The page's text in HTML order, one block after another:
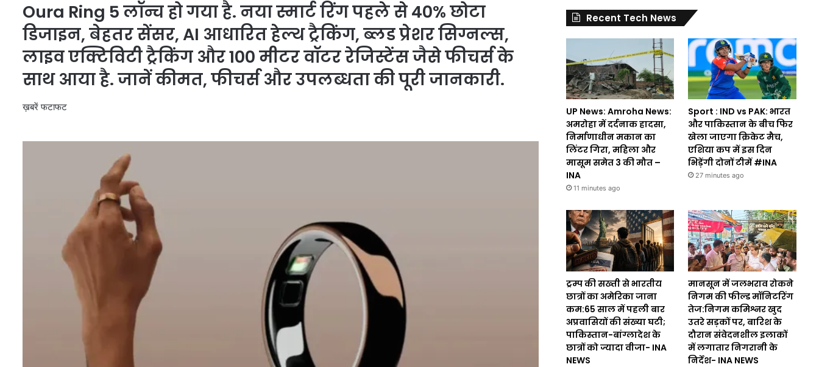
Oura Ring 5 लॉन्च हो गया है. नया स्मार्ट रिंग पहले से 40% छोटा
डिजाइन, बेहतर सेंसर, AI आधारित हेल्थ ट्रैकिंग, ब्लड प्रेशर सिग्नल्स,
लाइव एक्टिविटी ट्रैकिंग और 100 मीटर वॉटर रेजिस्टेंस जैसे फीचर्स के
साथ आया है. जानें कीमत, फीचर्स और उपलब्धता की पूरी जानकारी.
ख़बरें फटाफट
Recent Tech News
UP News: Amroha News:
अमरोहा में दर्दनाक हादसा,
निर्माणाधीन मकान का
लिंटर गिरा, महिला और
मासूम समेत 3 की मौत –
INA
11 minutes ago
Sport : IND vs PAK: भारत
और पाकिस्तान के बीच फिर
खेला जाएगा क्रिकेट मैच,
एशिया कप में इस दिन
भिड़ेंगी दोनों टीमें #INA
27 minutes ago
ट्रम्प की सख्ती से भारतीय
छात्रों का अमेरिका जाना
कम:65 साल में पहली बार
अप्रवासियों की संख्या घटी;
पाकिस्तान-बांग्लादेश के
छात्रों को ज्यादा वीजा- INA
NEWS
मानसून में जलभराव रोकने
निगम की फील्ड मॉनिटरिंग
तेज:निगम कमिश्नर खुद
उतरे सड़कों पर, बारिश के
दौरान संवेदनशील इलाकों
में लगातार निगरानी के
निर्देश- INA NEWS